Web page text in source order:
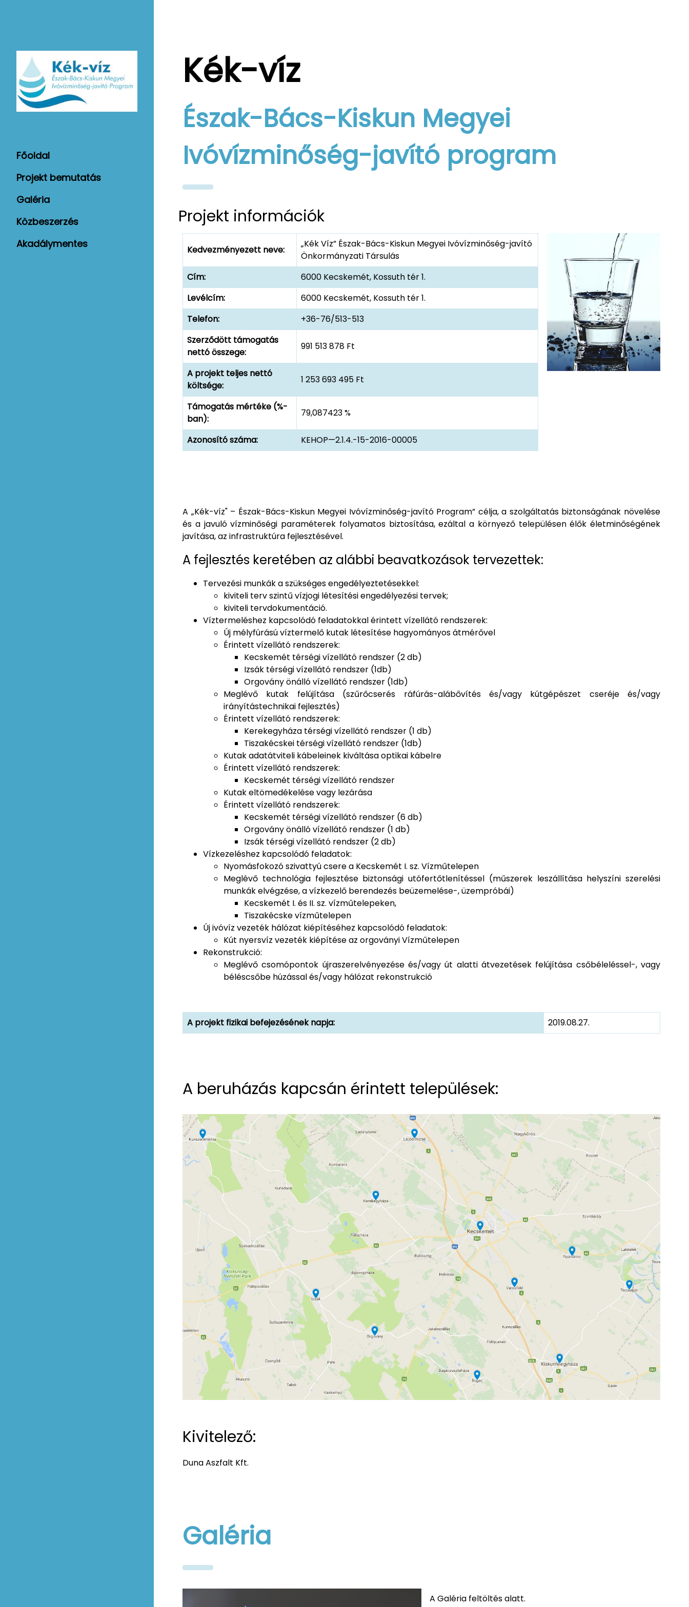
Főoldal
Projekt bemutatás
Galéria
Közbeszerzés
Akadálymentes
Kék-víz
Észak-Bács-Kiskun Megyei
Ivóvízminőség-javító program
Projekt információk
Kedvezményezett neve:
„Kék Víz” Észak-Bács-Kiskun Megyei Ivóvízminőség-javító
Önkormányzati Társulás
Cím:
6000 Kecskemét, Kossuth tér 1.
Levélcím:
6000 Kecskemét, Kossuth tér 1.
Telefon:
+36-76/513-513
Szerződött támogatás
nettó összege:
991 513 878 Ft
A projekt teljes nettó
költsége:
1 253 693 495 Ft
Támogatás mértéke (%-
ban):
79,087423 %
Azonosító száma: KEHOP—2.1.4.-15-2016-00005
A „Kék-víz" – Észak-Bács-Kiskun Megyei Ivóvízminőség-javító Program” célja, a szolgáltatás biztonságának növelése
és a javuló vízminőségi paraméterek folyamatos biztosítása, ezáltal a környező településen élők életminőségének
javítása, az infrastruktúra fejlesztésével.
A fejlesztés keretében az alábbi beavatkozások tervezettek:
Tervezési munkák a szükséges engedélyeztetésekkel:
kiviteli terv szintű vízjogi létesítési engedélyezési tervek;
kiviteli tervdokumentáció.
Víztermeléshez kapcsolódó feladatokkal érintett vízellátó rendszerek:
Új mélyfúrású víztermelő kutak létesítése hagyományos átmérővel
Érintett vízellátó rendszerek:
Kecskemét térségi vízellátó rendszer (2 db)
Izsák térségi vízellátó rendszer (1db)
Orgovány önálló vízellátó rendszer (1db)
Meglévő kutak felújítása (szűrőcserés ráfúrás-alábővítés és/vagy kútgépészet cseréje és/vagy
irányítástechnikai fejlesztés)
Érintett vízellátó rendszerek:
Kerekegyháza térségi vízellátó rendszer (1 db)
Tiszakécskei térségi vízellátó rendszer (1db)
Kutak adatátviteli kábeleinek kiváltása optikai kábelre
Érintett vízellátó rendszerek:
Kecskemét térségi vízellátó rendszer
Kutak eltömedékelése vagy lezárása
Érintett vízellátó rendszerek:
Kecskemét térségi vízellátó rendszer (6 db)
Orgovány önálló vízellátó rendszer (1 db)
Izsák térségi vízellátó rendszer (2 db)
Vízkezeléshez kapcsolódó feladatok:
Nyomásfokozó szivattyú csere a Kecskemét I. sz. Vízműtelepen
Meglévő technológia fejlesztése biztonsági utófertőtlenítéssel (műszerek leszállítása helyszíni szerelési
munkák elvégzése, a vízkezelő berendezés beüzemelése-, üzempróbái)
Kecskemét I. és II. sz. vízműtelepeken,
Tiszakécske vízműtelepen
Új ivóvíz vezeték hálózat kiépítéséhez kapcsolódó feladatok:
Kút nyersvíz vezeték kiépítése az orgoványi Vízműtelepen
Rekonstrukció:
Meglévő csomópontok újraszerelvényezése és/vagy út alatti átvezetések felújítása csőbéleléssel-, vagy
béléscsőbe húzással és/vagy hálózat rekonstrukció
A projekt fizikai befejezésének napja: 2019.08.27.
A beruházás kapcsán érintett települések:
Kivitelező:
Duna Aszfalt Kft.
Galéria
A Galéria feltöltés alatt.